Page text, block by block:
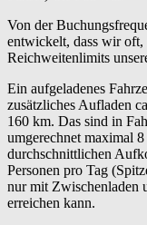
Von der
entwickelt, dass wir
Reichweitenlimits
Ein aufgeladenes
zusätzliches Aufladen
160 km. Das sind in
umgerechnet maximal
durchschnittlichen
Personen pro Tag
nur mit Zwischenladen
erreichen kann.